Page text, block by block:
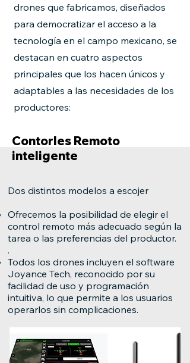
drones que fabricamos, diseñados
para democratizar el acceso a la
tecnología en el campo mexicano, se
destacan en cuatro aspectos
principales que los hacen únicos y
adaptables a las necesidades de los
productores:
Dos distintos modelos a escojer
Ofrecemos la posibilidad de elegir el
control remoto más adecuado según la
tarea o las preferencias del productor.
.
Todos los drones incluyen el software
Joyance Tech, reconocido por su
facilidad de uso y programación
intuitiva, lo que permite a los usuarios
operarlos sin complicaciones.
Contorles Remoto
inteligente